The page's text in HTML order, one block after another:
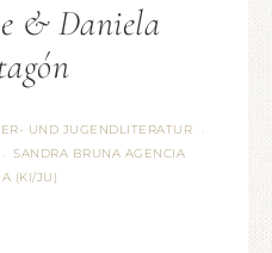
& Daniela
UND JUGENDLITERATUR
SANDRA BRUNA AGENCIA
(KI/JU)